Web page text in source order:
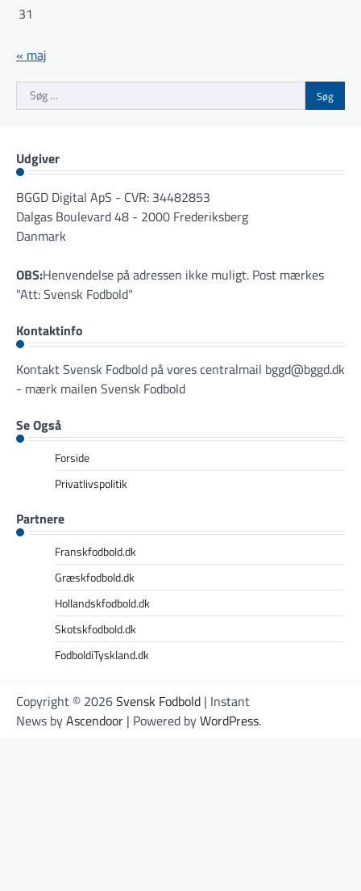
31
« maj
Søg
efter:
Udgiver
BGGD Digital ApS - CVR: 34482853
Dalgas Boulevard 48 - 2000 Frederiksberg
Danmark
OBS:Henvendelse på adressen ikke muligt. Post mærkes
"Att: Svensk Fodbold"
Kontaktinfo
Kontakt Svensk Fodbold på vores centralmail bggd@bggd.dk
- mærk mailen Svensk Fodbold
Se Også
Forside
Privatlivspolitik
Partnere
Franskfodbold.dk
Græskfodbold.dk
Hollandskfodbold.dk
Skotskfodbold.dk
FodboldiTyskland.dk
Copyright © 2026Svensk Fodbold | Instant
News byAscendoor | Powered byWordPress.